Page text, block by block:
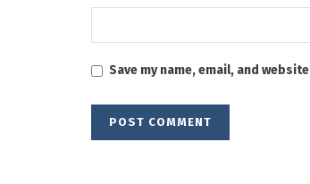
Save my name, email, and